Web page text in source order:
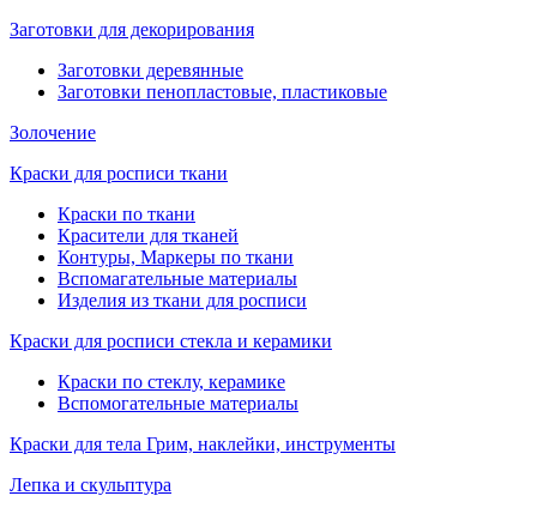
Заготовки для декорирования
Заготовки деревянные
Заготовки пенопластовые, пластиковые
Золочение
Краски для росписи ткани
Краски по ткани
Красители для тканей
Контуры, Маркеры по ткани
Вспомагательные материалы
Изделия из ткани для росписи
Краски для росписи стекла и керамики
Краски по стеклу, керамике
Вспомогательные материалы
Краски для тела Грим, наклейки, инструменты
Лепка и скульптура